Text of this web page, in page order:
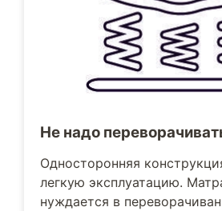
Не надо
Односторонняя
легкую эксплуатацию.
нуждается в